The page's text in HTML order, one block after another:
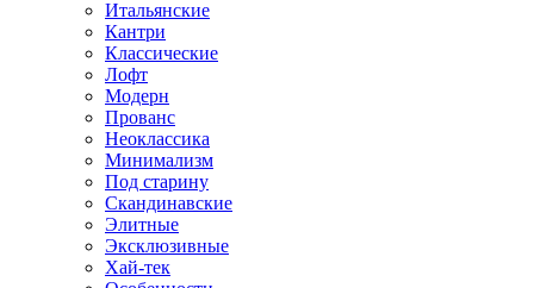
Итальянские
Кантри
Классические
Лофт
Модерн
Прованс
Неоклассика
Минимализм
Под старину
Скандинавские
Элитные
Эксклюзивные
Хай-тек